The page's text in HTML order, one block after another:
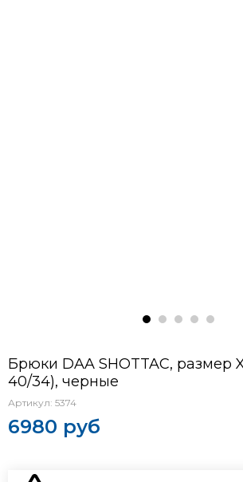
Брюки DAA SHOTTAC, размер
40/34), черные
Артикул: 5374
6980 руб